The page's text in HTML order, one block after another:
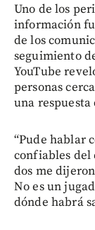
Uno de los
información
de los
seguimiento
YouTube
personas
una
“Pude hablar
confiables del
dos me
No es un
dónde habrá